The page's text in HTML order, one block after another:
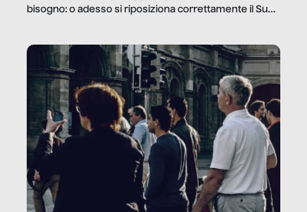
bisogno: o adesso si riposiziona correttamente il Sud